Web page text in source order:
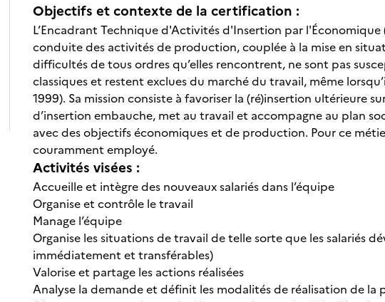
Objectifs et contexte de la certification :
L’Encadrant Technique d'Activités d'Insertion par l'Économique
conduite des activités de production, couplée à la mise en
difficultés de tous ordres qu’elles rencontrent, ne sont pas
classiques et restent exclues du marché du travail, même
1999). Sa mission consiste à favoriser la (ré)insertion ultérieure
d’insertion embauche, met au travail et accompagne au plan
avec des objectifs économiques et de production. Pour ce
couramment employé.
Activités visées :
Accueille et intègre des nouveaux salariés dans l’équipe
Organise et contrôle le travail
Manage l’équipe
Organise les situations de travail de telle sorte que les salariés
immédiatement et transférables)
Valorise et partage les actions réalisées
Analyse la demande et définit les modalités de réalisation de la